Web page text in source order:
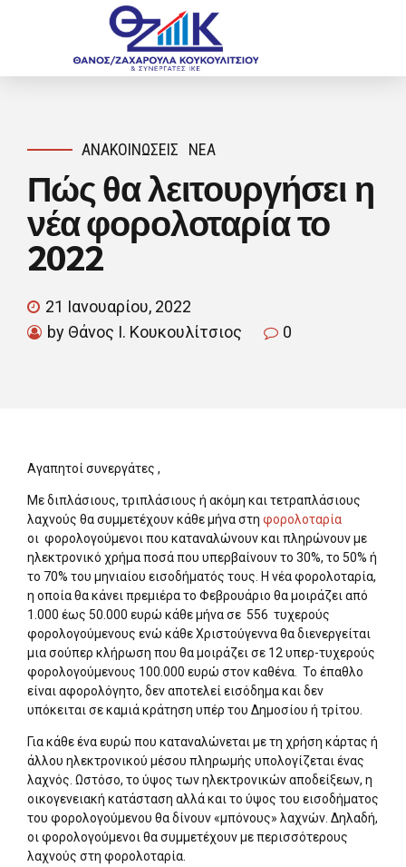
ΑΝΑΚΟΙΝΏΣΕΙΣ ΝΈΑ
Πώς θα λειτουργήσει η
νέα φορολοταρία το
2022
21 Ιανουαρίου, 2022
by Θάνος Ι. Κουκουλίτσιος
0
Αγαπητοί συνεργάτες ,
Με διπλάσιους, τριπλάσιους ή ακόμη και τετραπλάσιους
λαχνούς θα συμμετέχουν κάθε μήνα στη φορολοταρία
οι φορολογούμενοι που καταναλώνουν και πληρώνουν με
ηλεκτρονικό χρήμα ποσά που υπερβαίνουν το 30%, το 50% ή
το 70% του μηνιαίου εισοδήματός τους. Η νέα φορολοταρία,
η οποία θα κάνει πρεμιέρα το Φεβρουάριο θα μοιράζει από
1.000 έως 50.000 ευρώ κάθε μήνα σε 556 τυχερούς
φορολογούμενους ενώ κάθε Χριστούγεννα θα διενεργείται
μια σούπερ κλήρωση που θα μοιράζει σε 12 υπερ-τυχερούς
φορολογούμενους 100.000 ευρώ στον καθένα. Το έπαθλο
είναι αφορολόγητο, δεν αποτελεί εισόδημα και δεν
υπόκειται σε καμιά κράτηση υπέρ του Δημοσίου ή τρίτου.
Για κάθε ένα ευρώ που καταναλώνεται με τη χρήση κάρτας ή
άλλου ηλεκτρονικού μέσου πληρωμής υπολογίζεται ένας
λαχνός. Ωστόσο, το ύψος των ηλεκτρονικών αποδείξεων, η
οικογενειακή κατάσταση αλλά και το ύψος του εισοδήματος
του φορολογούμενου θα δίνουν «μπόνους» λαχνών. Δηλαδή,
οι φορολογούμενοι θα συμμετέχουν με περισσότερους
λαχνούς στη φορολοταρία.